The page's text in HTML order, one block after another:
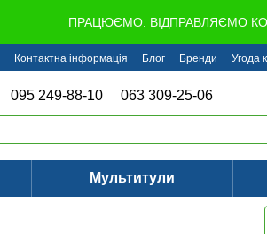
ПРАЦЮЄМО. ВІДПРАВЛЯЄМО
Контактна інформація Блог Бренди Угода
095 249-88-10 063 309-25-06
Мультитули